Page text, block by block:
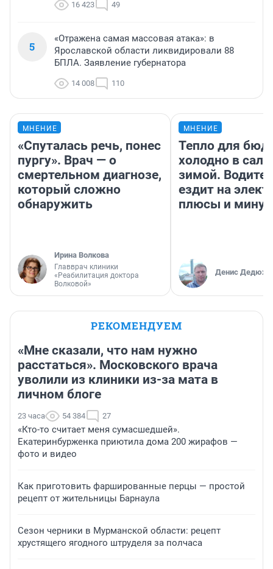
16 423 49
5
«Отражена самая массовая атака»: в
Ярославской области ликвидировали 88
БПЛА. Заявление губернатора
14 008 110
МНЕНИЕ
«Спуталась речь, понес
пургу». Врач — о
смертельном диагнозе,
который сложно
обнаружить
Ирина Волкова
Главврач клиники
«Реабилитация доктора
Волковой»
МНЕНИЕ
Тепло для
холодно в
зимой.
ездит на
плюсы и
Денис
РЕКОМЕНДУЕМ
«Мне сказали, что нам нужно
расстаться». Московского врача
уволили из клиники из-за мата в
личном блоге
23 часа 54 384 27
«Кто-то считает меня сумасшедшей».
Екатеринбурженка приютила дома 200 жирафов —
фото и видео
Как приготовить фаршированные перцы — простой
рецепт от жительницы Барнаула
Сезон черники в Мурманской области: рецепт
хрустящего ягодного штруделя за полчаса